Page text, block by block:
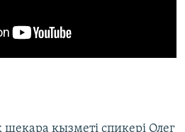
қызметі спикері Олег